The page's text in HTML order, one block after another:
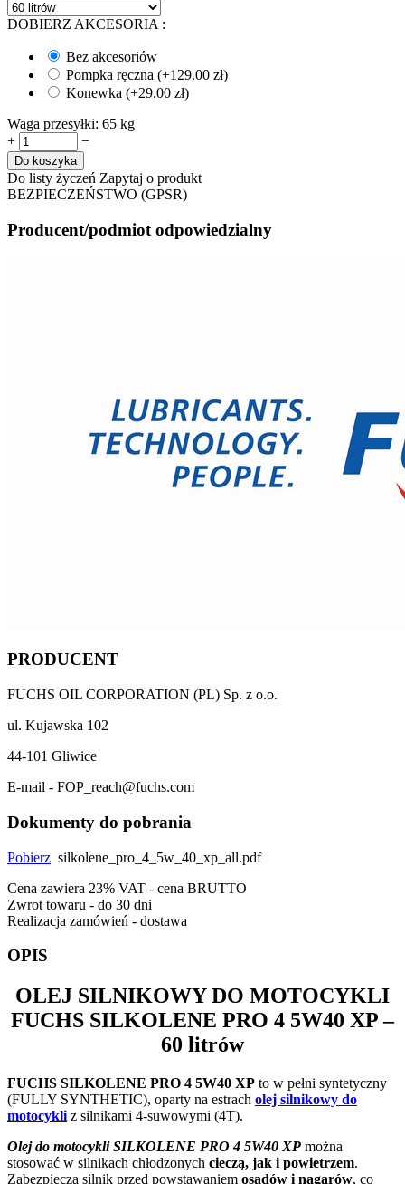
DOBIERZ AKCESORIA :
Bez akcesoriów
Pompka ręczna (+129.00 zł)
Konewka (+29.00 zł)
Waga przesyłki: 65 kg
+
−
Do koszyka
Do listy życzeń Zapytaj o produkt
BEZPIECZEŃSTWO (GPSR)
Producent/podmiot odpowiedzialny
PRODUCENT
FUCHS OIL CORPORATION (PL) Sp. z o.o.
ul. Kujawska 102
44-101 Gliwice
E-mail - FOP_reach@fuchs.com
Dokumenty do pobrania
Pobierz silkolene_pro_4_5w_40_xp_all.pdf
Cena zawiera 23% VAT - cena BRUTTO
Zwrot towaru - do 30 dni
Realizacja zamówień - dostawa
OPIS
OLEJ SILNIKOWY DO MOTOCYKLI
FUCHS SILKOLENE PRO 4 5W40 XP–
60 litrów
FUCHS SILKOLENE PRO 4 5W40 XP to w pełni syntetyczny
(FULLY SYNTHETIC), oparty na estrach olej silnikowy do
motocykli z silnikami 4-suwowymi (4T).
Olej do motocykli SILKOLENE PRO 4 5W40 XP można
stosować w silnikach chłodzonych cieczą, jak i powietrzem.
Zabezpiecza silnik przed powstawaniem osadów i nagarów, co